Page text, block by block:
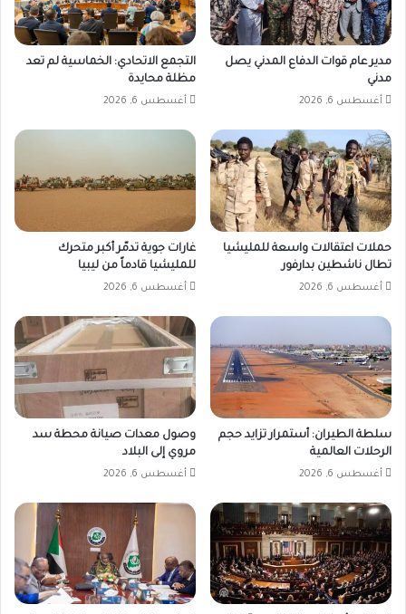
مدير عام قوات الدفاع المدني يصل
مدني
أغسطس 6, 2026
التجمع الاتحادي: الخماسية لم تعد
مظلة محايدة
أغسطس 6, 2026
حملات اعتقالات واسعة للمليشيا
تطال ناشطين بدارفور
أغسطس 6, 2026
غارات جوية تدمّر أكبر متحرك
للمليشيا قادماً من ليبيا
أغسطس 6, 2026
سلطة الطيران: أستمرار تزايد حجم
الرحلات العالمية
أغسطس 6, 2026
وصول معدات صيانة محطة سد
مروي إلى البلاد
أغسطس 6, 2026